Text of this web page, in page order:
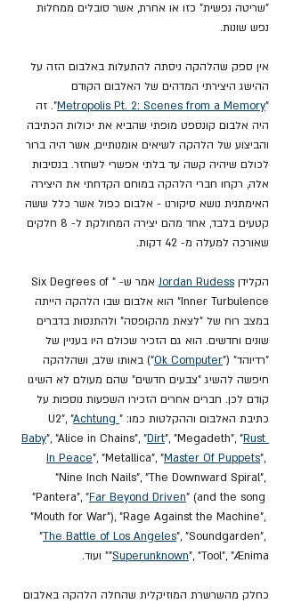
"שריטה נפשית" כזו או אחרת, אשר סובלים ממחלות
נפש שונות.
אין ספק שהלהקה ניסתה להתעלות באלבום הזה על
ההישג היצירתי המדהים של האלבום הקודם
"
Metropolis Pt. 2: Scenes from a Memory". זה
היה אלבום קונספט מופתי שהביא את יכולות הכתיבה
והביצוע של הלהקה לשיאים אומנותיים, אשר היה ברור
לכולם שיהיה קשה עד בלתי אפשרי לשחזר. בנסיבות
אלה, רקחו חברי הלהקה במוחם הקדחתי את היצירה
האימתנית נושא סיקורנו - אלבום כפול אשר כלל ששה
קטעים בלבד, אחד מהם יצירה המחולקת ל- 8 חלקים
שאורכה למעלה מ- 42 דקות.
הקלידן Jordan Rudess
אמר ש- "Six Degrees of
Inner Turbulence" הוא אלבום שבו הלהקה הייתה
במצב רוח של "לצאת מהקופסה" ולהתנסות בדברים
שונים וחדשים. הוא גם הזכיר שכולם היו בעניין של
"רדיוהד" ("Ok Computer") באותו שלב, ושהלהקה
חיפשה להשיג "צבעים חדשים" שהם מעולם לא השיגו
קודם לכן. חברים אחרים הזכירו השפעות נוספות על
כתיבת האלבום וההקלטות כמו: "U2", " Achtung
Baby", "Alice in Chains", "Dirt", "Megadeth", "Rust
In Peace", "Metallica", "Master Of Puppets",
"Nine Inch Nails", "The Downward Spiral",
"Pantera", "Far Beyond Driven" (and the song
"Mouth for War"), "Rage Against the Machine",
"The Battle of Los Angeles", "Soundgarden",
"Superunknown", "Tool", "Ænima" ועוד.
כחלק מהשרשרת המוזיקלית שהחלה הלהקה באלבום